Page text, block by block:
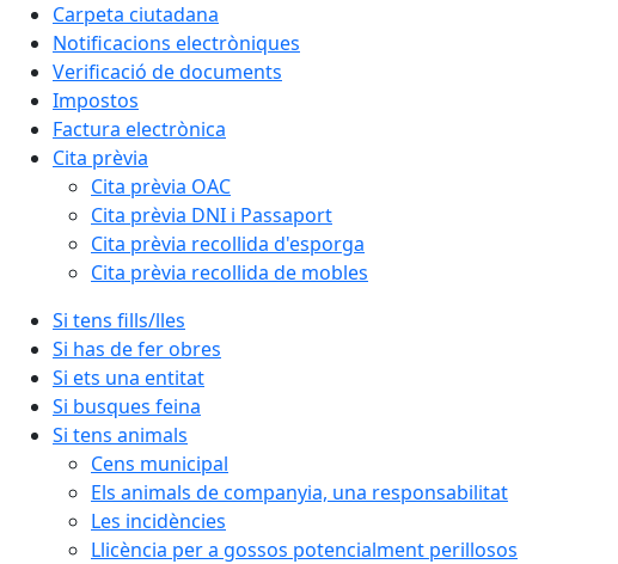
Carpeta ciutadana
Notificacions electròniques
Verificació de documents
Impostos
Factura electrònica
Cita prèvia
Cita prèvia OAC
Cita prèvia DNI i Passaport
Cita prèvia recollida d'esporga
Cita prèvia recollida de mobles
Si tens fills/lles
Si has de fer obres
Si ets una entitat
Si busques feina
Si tens animals
Cens municipal
Els animals de companyia, una responsabilitat
Les incidències
Llicència per a gossos potencialment perillosos